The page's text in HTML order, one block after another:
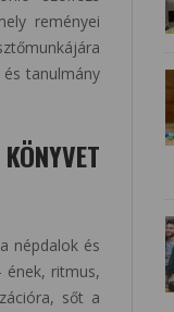
reményei
tanulmány
népdalok és
ének, ritmus,
sőt a